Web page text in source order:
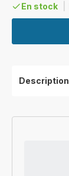
En stock
Description